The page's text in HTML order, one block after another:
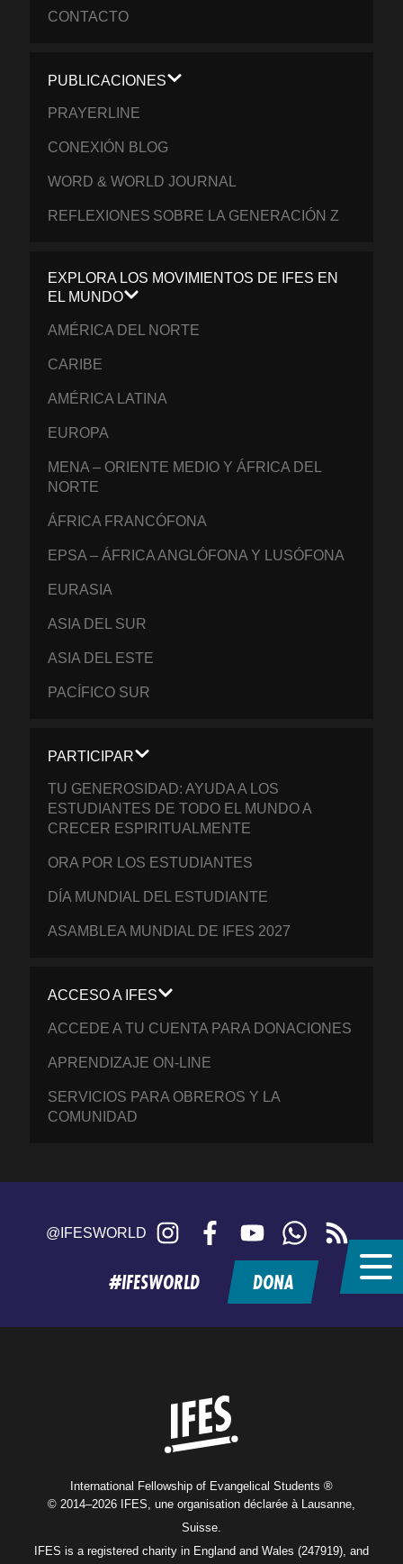
CONTACTO
PUBLICACIONES
PRAYERLINE
CONEXIÓN BLOG
WORD & WORLD JOURNAL
REFLEXIONES SOBRE LA GENERACIÓN Z
EXPLORA LOS MOVIMIENTOS DE IFES EN
EL MUNDO
AMÉRICA DEL NORTE
CARIBE
AMÉRICA LATINA
EUROPA
MENA – ORIENTE MEDIO Y ÁFRICA DEL
NORTE
ÁFRICA FRANCÓFONA
EPSA – ÁFRICA ANGLÓFONA Y LUSÓFONA
EURASIA
ASIA DEL SUR
ASIA DEL ESTE
PACÍFICO SUR
PARTICIPAR
TU GENEROSIDAD: AYUDA A LOS
ESTUDIANTES DE TODO EL MUNDO A
CRECER ESPIRITUALMENTE
ORA POR LOS ESTUDIANTES
DÍA MUNDIAL DEL ESTUDIANTE
ASAMBLEA MUNDIAL DE IFES 2027
ACCESO A IFES
ACCEDE A TU CUENTA PARA DONACIONES
APRENDIZAJE ON-LINE
SERVICIOS PARA OBREROS Y LA
COMUNIDAD
@IFESWORLD Instagram FacebookYouTubeWhatsApp
feed
#IFESWORLD DONA
International Fellowship of Evangelical Students ®
© 2014–2026 IFES, une organisation déclarée à Lausanne,
Suisse.
IFES is a registered charity in England and Wales (247919), and